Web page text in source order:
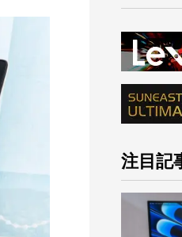
注目記